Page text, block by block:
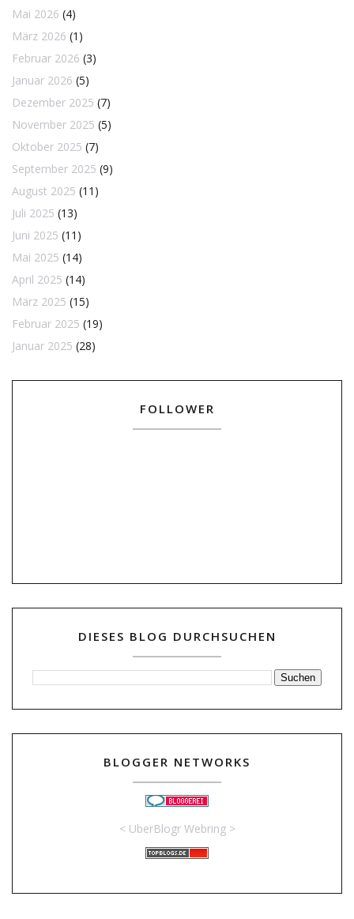
Mai 2026 (4)
März 2026 (1)
Februar 2026 (3)
Januar 2026 (5)
Dezember 2025 (7)
November 2025 (5)
Oktober 2025 (7)
September 2025 (9)
August 2025 (11)
Juli 2025 (13)
Juni 2025 (11)
Mai 2025 (14)
April 2025 (14)
März 2025 (15)
Februar 2025 (19)
Januar 2025 (28)
FOLLOWER
DIESES BLOG DURCHSUCHEN
BLOGGER NETWORKS
< UberBlogr Webring >